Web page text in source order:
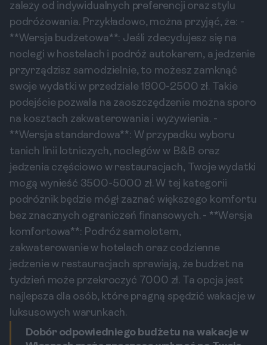
zależy od indywidualnych preferencji oraz stylu
podróżowania. Przykładowo, można przyjąć, że: -
**Wersja budżetowa**: Jeśli zdecydujesz się na
noclegi w hostelach i podróż autokarem, a jedzenie
przyrządzisz samodzielnie, to możesz zamknąć
swoje wydatki w przedziale 1800-2500 zł. Takie
podejście pozwala na zaoszczędzenie można sporo
na kosztach zakwaterowania i wyżywienia. -
**Wersja standardowa**: W przypadku wyboru
tanich linii lotniczych, noclegów w B&B oraz
jedzenia częściowo w restauracjach, Twoje wydatki
mogą wynieść 3500-5000 zł. W tej kategorii
podróżnik będzie mógł zaznać większego komfortu
bez znacznych ograniczeń finansowych. - **Wersja
komfortowa**: Podróż samolotem,
zakwaterowanie w hotelach oraz codzienne
jedzenie w restauracjach sprawiają, że budżet na
tydzień może przekroczyć 7000 zł. Ta opcja jest
najlepsza dla osób, które pragną spędzić wakacje w
luksusowych warunkach.
Dobór odpowiedniego budżetu na wakacje w